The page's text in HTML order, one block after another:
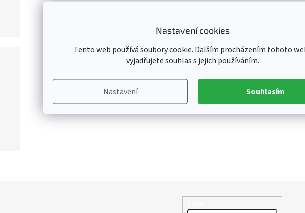
Nastavení cookies
Tento web používá soubory cookie. Dalším procházením tohoto
vyjadřujete souhlas s jejich používáním.
Nastavení Souhlasím